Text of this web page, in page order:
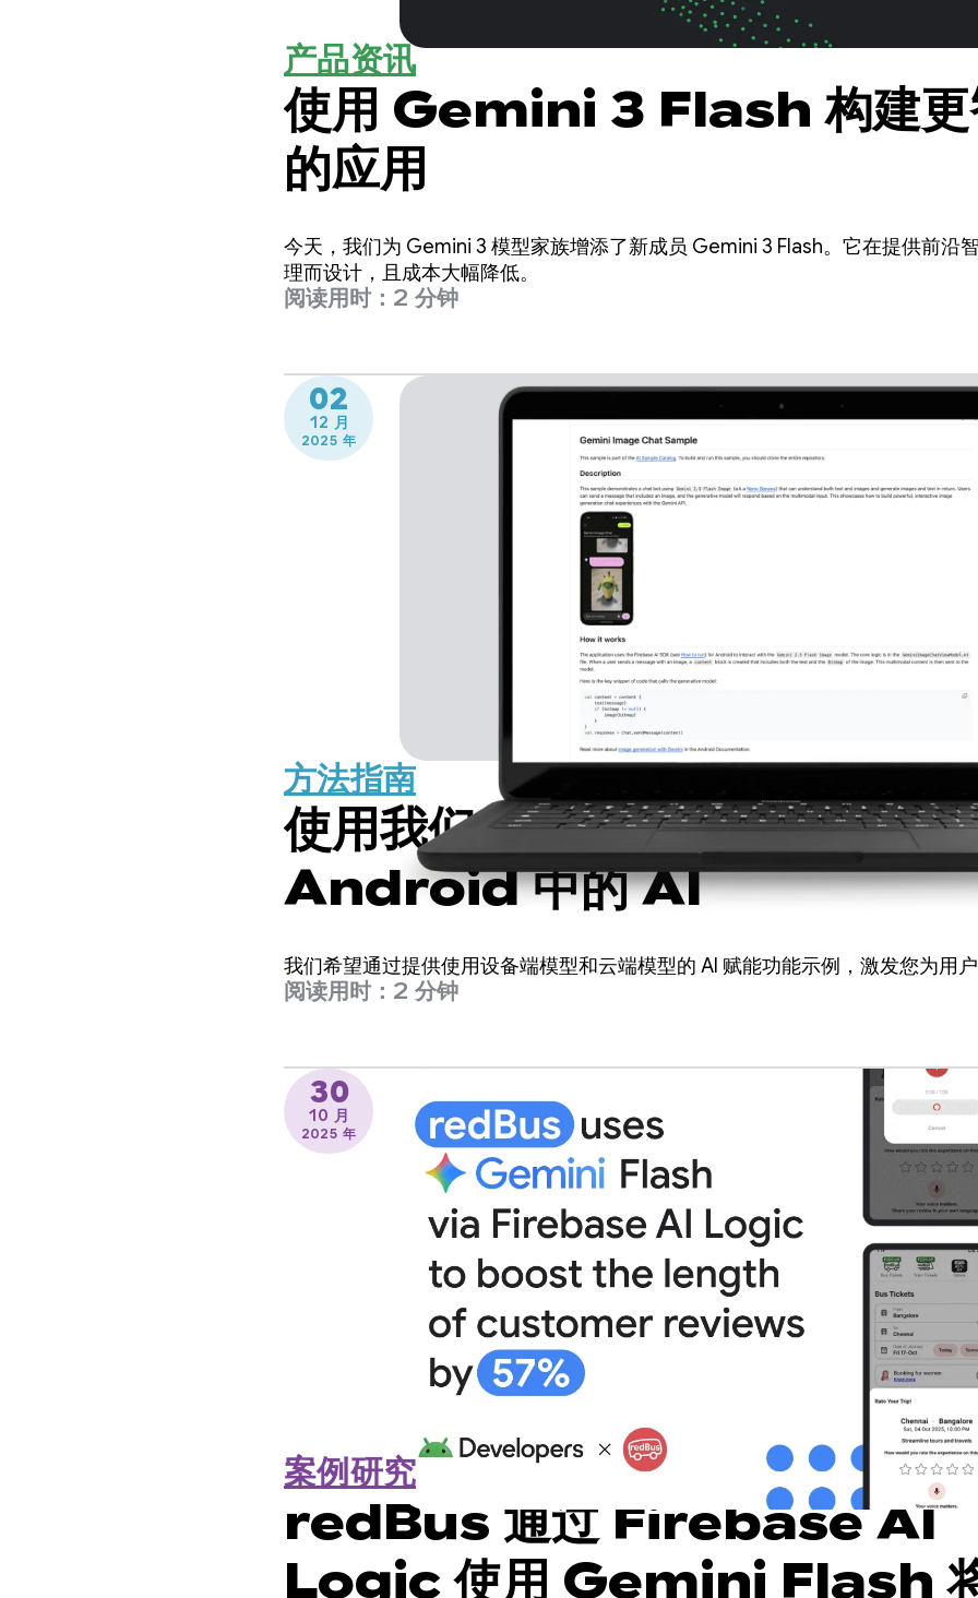
产品资讯
使用 Gemini 3 Flash 构建更
的应用
今天，我们为 Gemini 3 模型家族增添了新成员 Gemini 3 Flash。它在提供前沿
理而设计，且成本大幅降低。
阅读用时：2 分钟
02
12 月
2025 年
方法指南
使用我们的示例目录应用探索
Android 中的 AI
我们希望通过提供使用设备端模型和云端模型的 AI 赋能功能示例，激发您为用
阅读用时：2 分钟
30
10 月
2025 年
案例研究
redBus 通过 Firebase AI
Logic 使用 Gemini Flash